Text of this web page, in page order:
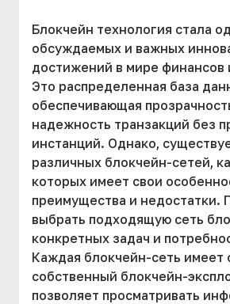
Блокчейн технология стала
обсуждаемых и важных
достижений в мире финансов
Это распределенная база
обеспечивающая
надежность транзакций без
инстанций. Однако,
различных блокчейн-сетей,
которых имеет свои
преимущества и недостатки.
выбрать подходящую сеть
конкретных задач и
Каждая блокчейн-сеть имеет
собственный блокчейн-
позволяет просматривать